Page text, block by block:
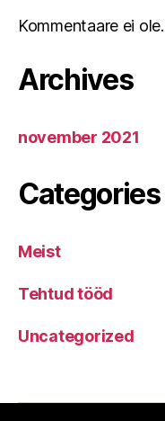
Kommentaare ei ole.
Archives
november 2021
Categories
Meist
Tehtud tööd
Uncategorized